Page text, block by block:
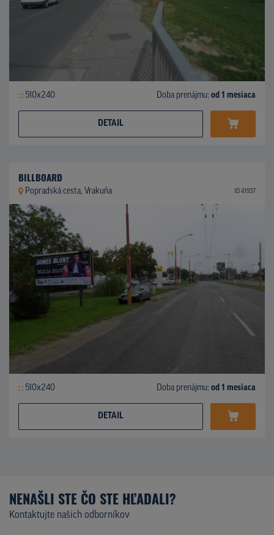
510x240 Doba prenájmu: od 1 mesiaca
DETAIL
BILLBOARD
Popradská cesta, Vrakuňa ID 41937
510x240 Doba prenájmu: od 1 mesiaca
DETAIL
NENAŠLI STE ČO STE HĽADALI?
Kontaktujte našich odborníkov